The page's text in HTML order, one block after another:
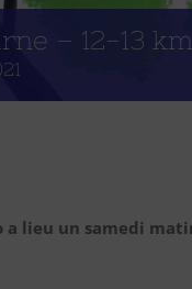
– 12-13
lieu un samedi